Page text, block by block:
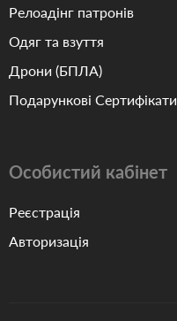
Релоадінг патронів
Одяг та взуття
Дрони (БПЛА)
Подарункові Сертифікати
Особистий кабінет
Реєстрація
Авторизація